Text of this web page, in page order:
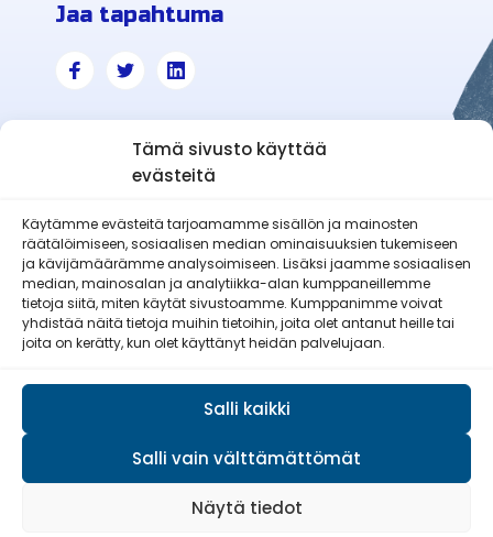
Tämä sivusto käyttää
evästeitä
Käytämme evästeitä tarjoamamme sisällön ja mainosten
räätälöimiseen, sosiaalisen median ominaisuuksien tukemiseen
ja kävijämäärämme analysoimiseen. Lisäksi jaamme sosiaalisen
median, mainosalan ja analytiikka-alan kumppaneillemme
tietoja siitä, miten käytät sivustoamme. Kumppanimme voivat
yhdistää näitä tietoja muihin tietoihin, joita olet antanut heille tai
joita on kerätty, kun olet käyttänyt heidän palvelujaan.
Salli kaikki
Salli vain välttämättömät
Näytä tiedot
Jaa tapahtuma
Haapajärven-Reisjärven Reserviläiset
ry